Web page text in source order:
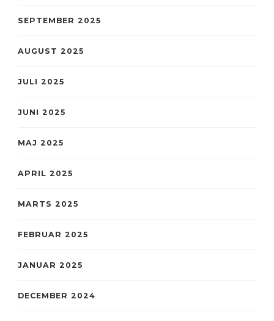
SEPTEMBER 2025
AUGUST 2025
JULI 2025
JUNI 2025
MAJ 2025
APRIL 2025
MARTS 2025
FEBRUAR 2025
JANUAR 2025
DECEMBER 2024